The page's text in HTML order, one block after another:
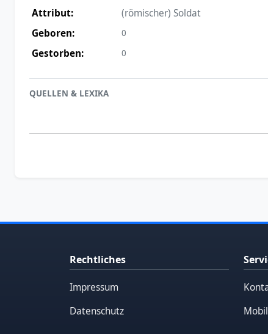
Attribut:
(römischer) Soldat
Geboren:
0
Gestorben: 0
QUELLEN & LEXIKA
Rechtliches
Impressum
Datenschutz